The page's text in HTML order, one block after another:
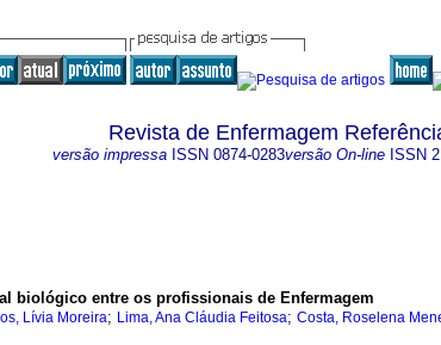
Revista de Enfermagem
versão impressa ISSN 0874-0283versão On-line ISSN
biológico entre os profissionais de Enfermagem
Lívia Moreira; Lima, Ana Cláudia Feitosa; Costa, Roselena